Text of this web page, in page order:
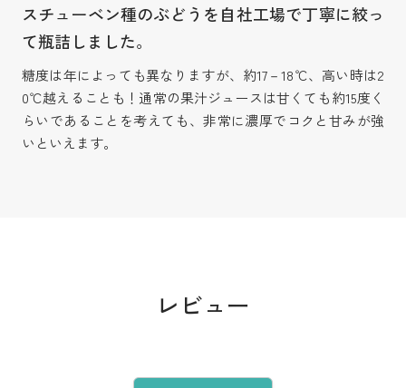
スチューベン種のぶどうを自社工場で丁寧に絞っ
て瓶詰しました。
糖度は年によっても異なりますが、約17－18℃、高い時は2
0℃越えることも！通常の果汁ジュースは甘くても約15度く
らいであることを考えても、非常に濃厚でコクと甘みが強
いといえます。
レビュー